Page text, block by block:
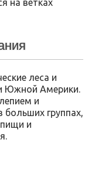
на ветках
леса и
Южной Америки.
и
группах,
и